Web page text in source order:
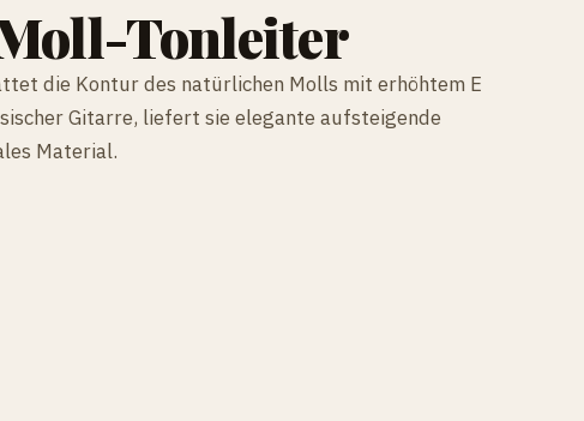
Tonleiter
die Kontur des natürlichen Molls mit erhöhtem E
Gitarre, liefert sie elegante aufsteigende
Material.